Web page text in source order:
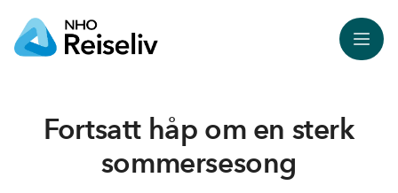
Meny
Fortsatt håp om en sterk
sommersesong